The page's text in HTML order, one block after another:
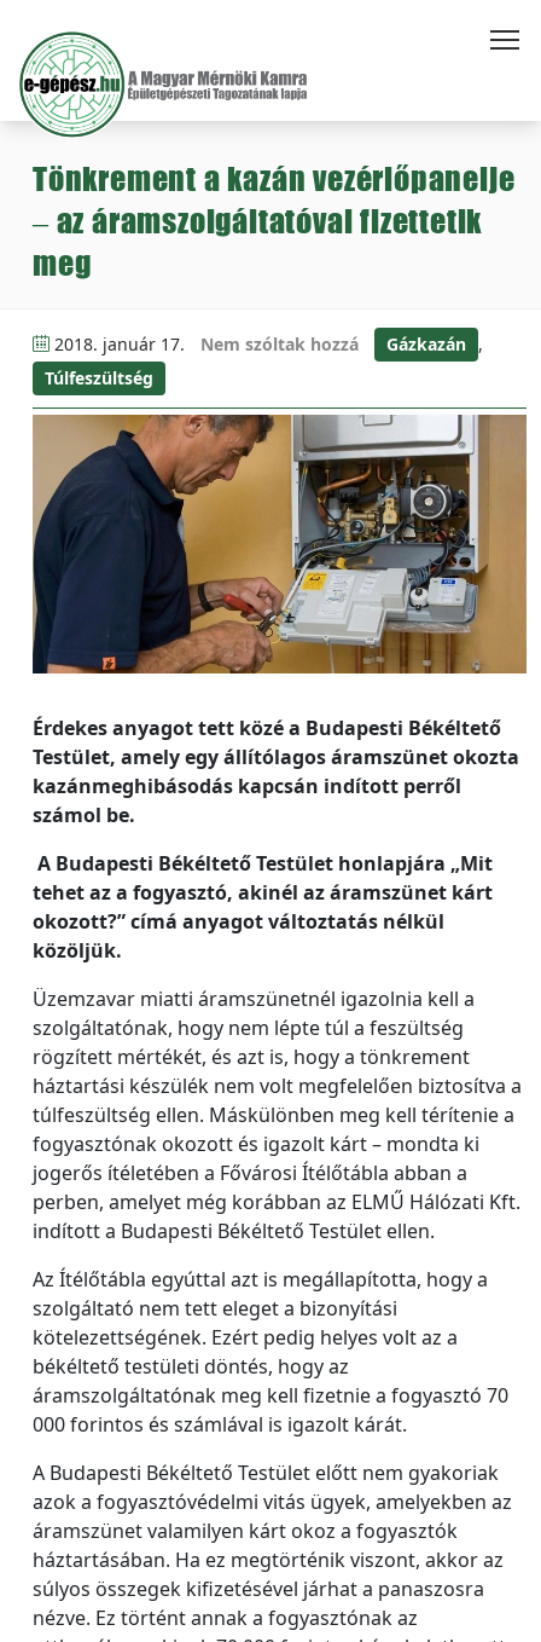
Tönkrement a kazán vezérlőpanelje
– az áramszolgáltatóval fizettetik
meg
2018. január 17. Nem szóltak hozzá Gázkazán ,
Túlfeszültség
Érdekes anyagot tett közé a Budapesti Békéltető
Testület, amely egy állítólagos áramszünet okozta
kazánmeghibásodás kapcsán indított perről
számol be.
A Budapesti Békéltető Testület honlapjára „Mit
tehet az a fogyasztó, akinél az áramszünet kárt
okozott?” címá anyagot változtatás nélkül
közöljük.
Üzemzavar miatti áramszünetnél igazolnia kell a
szolgáltatónak, hogy nem lépte túl a feszültség
rögzített mértékét, és azt is, hogy a tönkrement
háztartási készülék nem volt megfelelően biztosítva a
túlfeszültség ellen. Máskülönben meg kell térítenie a
fogyasztónak okozott és igazolt kárt – mondta ki
jogerős ítéletében a Fővárosi Ítélőtábla abban a
perben, amelyet még korábban az ELMŰ Hálózati Kft.
indított a Budapesti Békéltető Testület ellen.
Az Ítélőtábla egyúttal azt is megállapította, hogy a
szolgáltató nem tett eleget a bizonyítási
kötelezettségének. Ezért pedig helyes volt az a
békéltető testületi döntés, hogy az
áramszolgáltatónak meg kell fizetnie a fogyasztó 70
000 forintos és számlával is igazolt kárát.
A Budapesti Békéltető Testület előtt nem gyakoriak
azok a fogyasztóvédelmi vitás ügyek, amelyekben az
áramszünet valamilyen kárt okoz a fogyasztók
háztartásában. Ha ez megtörténik viszont, akkor az
súlyos összegek kifizetésével járhat a panaszosra
nézve. Ez történt annak a fogyasztónak az